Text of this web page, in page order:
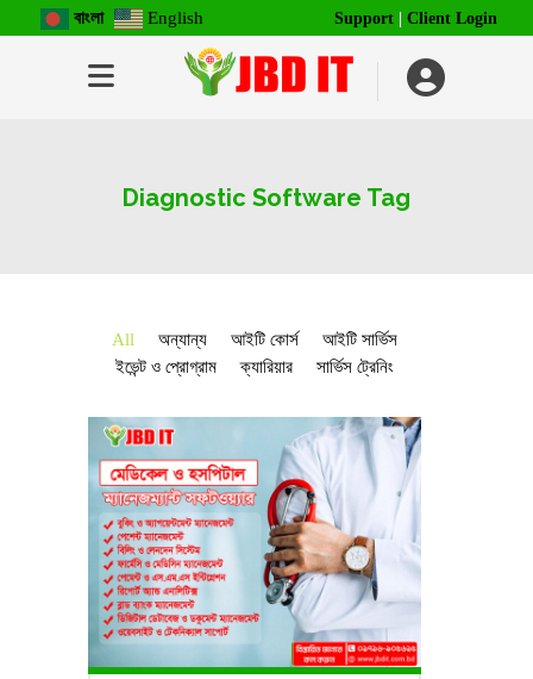
বাংলা English Support Client Login
Diagnostic Software Tag
All অন্যান্য আইটি কোর্স
আইটি সার্ভিস
ইভেন্ট ও প্রোগ্রাম
ক্যারিয়ার সার্ভিস ট্রেনিং